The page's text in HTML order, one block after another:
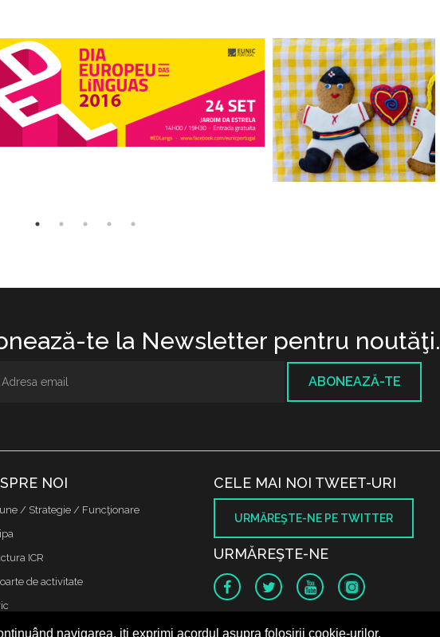
navigarea, iți exprimi acordul asupra folosirii cookie-urilor.
te la Newsletter pentru noutăţi.
ABONEAZĂ-TE
NOI
/ Strategie / Funcţionare
ICR
de activitate
de avere
CELE MAI NOI TWEET-URI
URMĂREŞTE-NE PE TWITTER
URMĂREŞTE-NE